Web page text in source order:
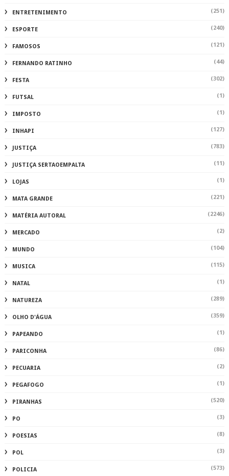
ENTRETENIMENTO (251)
ESPORTE (240)
FAMOSOS (121)
FERNANDO RATINHO (44)
FESTA (302)
FUTSAL (1)
IMPOSTO (1)
INHAPI (127)
JUSTIÇA (783)
JUSTIÇA SERTAOEMPALTA (11)
LOJAS (1)
MATA GRANDE (221)
MATÉRIA AUTORAL (2246)
MERCADO (2)
MUNDO (104)
MUSICA (115)
NATAL (1)
NATUREZA (289)
OLHO D'ÁGUA (359)
PAPEANDO (1)
PARICONHA (86)
PECUARIA (2)
PEGAFOGO (1)
PIRANHAS (520)
PO (3)
POESIAS (8)
POL (3)
POLICIA (573)